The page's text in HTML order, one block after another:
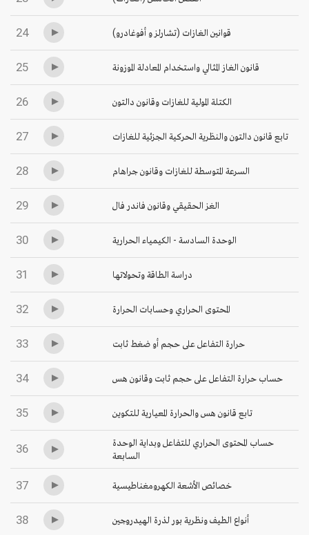
24 قوانين الغازات (تشارلز و أفوغادرو)
25 قانون الغاز المثالي واستخدام المعادلة الموزونة
26 الكتلة المولية للغازات وقانون دالتون
27 تابع قانون دالتون والنظرية الحركية الجزئية للغازات
28 السرعة المتوسطة للغازات وقانون جراهام
29 الغز الحقيقي وقانون فاندر فال
30 الوحدة السادسة - الكيمياء الحرارية
31 دراسة الطاقة وتحولاتها
32 المحتوى الحراري وحسابات الحرارة
33 حرارة التفاعل على حجم أو ضغط ثابت
34 حساب حرارة التفاعل على حجم ثابت وقانون هس
35 تابع قانون هس والحرارة المعيارية للتكوين
36
حساب المحتوى الحراري للتفاعل وبداية الوحدة
السابعة
37 خصائص الأشعة الكهرومغناطيسية
38 أنواع الطيف ونظرية بور لذرة الهيدروجين